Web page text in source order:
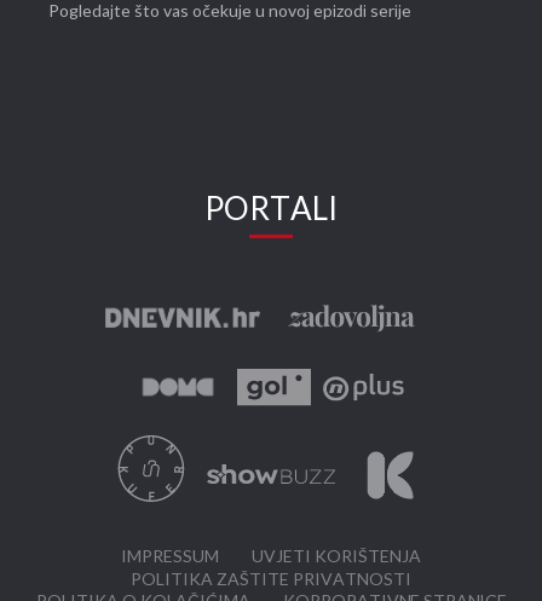
Pogledajte što vas očekuje u novoj epizodi serije
PORTALI
IMPRESSUM
UVJETI KORIŠTENJA
POLITIKA ZAŠTITE PRIVATNOSTI